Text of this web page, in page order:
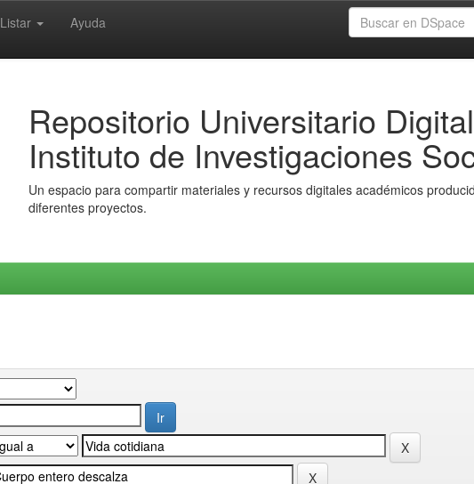
Listar Ayuda
Repositorio Universitario Digital
Instituto de Investigaciones
Un espacio para compartir materiales y recursos digitales académicos
diferentes proyectos.